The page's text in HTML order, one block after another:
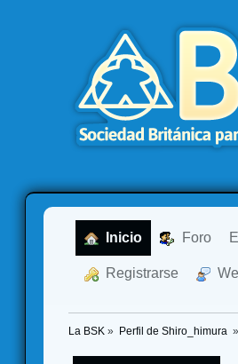
Inicio Foro
Registrarse
La BSK » Perfil de Shiro_himura »